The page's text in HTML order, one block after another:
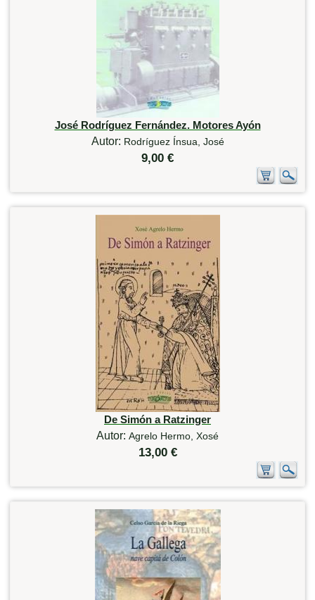
José Rodríguez Fernández. Motores Ayón
Autor: Rodríguez Ínsua, José
9,00 €
De Simón a Ratzinger
Autor: Agrelo Hermo, Xosé
13,00 €